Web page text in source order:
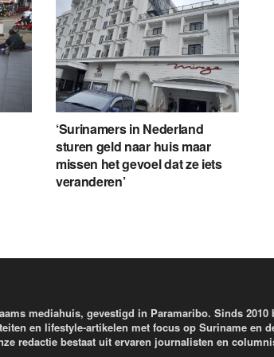
‘Surinamers in Nederland
sturen geld naar huis maar
missen het gevoel dat ze iets
veranderen’
mediahuis, gevestigd in Paramaribo. Sinds 2010
en lifestyle-artikelen met focus op Suriname en
redactie bestaat uit ervaren journalisten en